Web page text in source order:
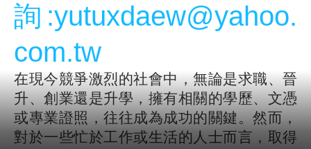
詢:yutuxdaew@yahoo.
com.tw
在現今競爭激烈的社會中，無論是求職、晉
升、創業還是升學，擁有相關的學歷、文憑
或專業證照，往往成為成功的關鍵。然而，
對於一些忙於工作或生活的人士而言，取得